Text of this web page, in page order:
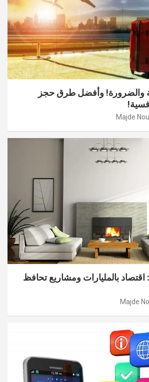
والضرورة! وأفضل طرق حجز
Majde
: اقتصاد بالمليارات ومشاريع تحافظ
Majde